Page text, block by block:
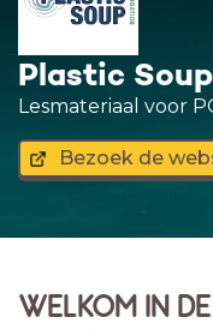
Plastic
Lesmateriaal voor
Bezoek de
WELKOM IN DE